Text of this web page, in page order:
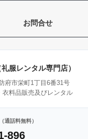
お問合せ
服レンタル専門店）
府市栄町1丁目6番31号
衣料品販売及びレンタル
通話料無料）
896